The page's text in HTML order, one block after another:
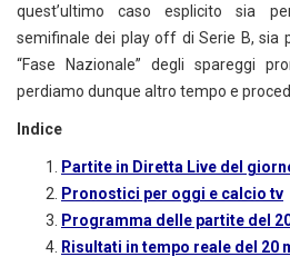
quest’ultimo caso esplicito sia
semifinale dei play off di Serie B, sia
“Fase Nazionale” degli spareggi
perdiamo dunque altro tempo e
Indice
Partite in Diretta Live del
Pronostici per oggi e calcio tv
Programma delle partite del
Risultati in tempo reale del 20